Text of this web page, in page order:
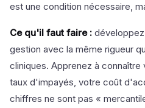
est une condition nécessaire,
Ce qu'il faut faire :
gestion avec la même rigueur
cliniques. Apprenez à
taux d'impayés, votre coût
chiffres ne sont pas «